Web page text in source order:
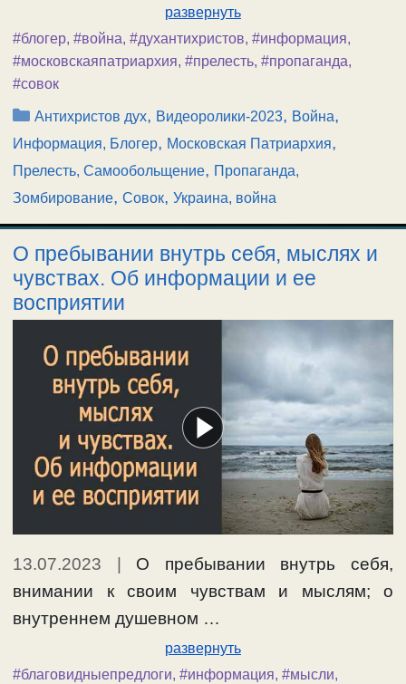
развернуть
#блогер, #война, #духантихристов, #информация,
#московскаяпатриархия, #прелесть, #пропаганда,
#совок
Рубрики
Антихристов дух, Видеоролики-2023, Война,
Информация, Блогер, Московская Патриархия,
Прелесть, Самообольщение, Пропаганда,
Зомбирование, Совок, Украина, война
О пребывании внутрь себя, мыслях и
чувствах. Об информации и ее
восприятии
13.07.2023
О пребывании внутрь себя,
внимании к своим чувствам и мыслям; о
внутреннем душевном …
развернуть
#благовидныепредлоги, #информация, #мысли,